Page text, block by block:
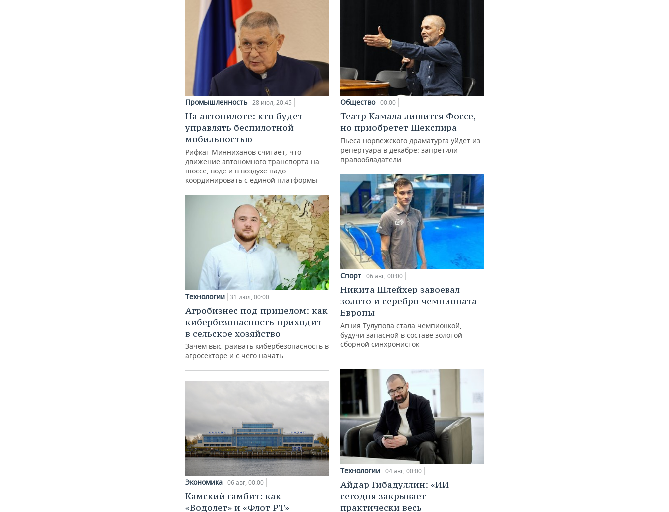
Промышленность 28 июл, 20:45
На автопилоте: кто будет
управлять беспилотной
мобильностью
Рифкат Минниханов считает, что
движение автономного транспорта на
шоссе, воде и в воздухе надо
координировать с единой платформы
Технологии 31 июл, 00:00
Агробизнес под прицелом: как
кибербезопасность приходит
в сельское хозяйство
Зачем выстраивать кибербезопасность в
агросекторе и с чего начать
Экономика 06 авг, 00:00
Камский гамбит: как
«Водолет» и «Флот РТ»
Общество 00:00
Театр Камала лишится Фоссе,
но приобретет Шекспира
Пьеса норвежского драматурга уйдет из
репертуара в декабре: запретили
правообладатели
Спорт 06 авг, 00:00
Никита Шлейхер завоевал
золото и серебро чемпионата
Европы
Агния Тулупова стала чемпионкой,
будучи запасной в составе золотой
сборной синхронисток
Технологии 04 авг, 00:00
Айдар Гибадуллин: «ИИ
сегодня закрывает
практически весь